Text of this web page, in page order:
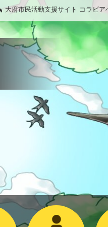
大府市民活動支援サイト コラビア